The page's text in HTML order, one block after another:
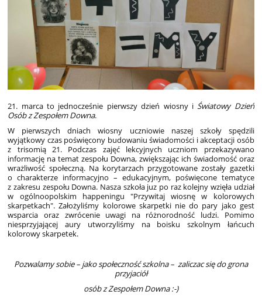
21. marca to jednocześnie pierwszy dzień wiosny iŚwiatowy Dzień
Osób z Zespołem Downa.
W pierwszych dniach wiosny uczniowie naszej szkoły spędzili
wyjątkowy czas poświęcony budowaniu świadomości i akceptacji osób
z trisomią 21. Podczas zajęć lekcyjnych uczniom przekazywano
informację na temat zespołu Downa, zwiększając ich świadomość oraz
wrażliwość społeczną. Na korytarzach przygotowane zostały gazetki
o charakterze informacyjno – edukacyjnym, poświęcone tematyce
z zakresu zespołu Downa. Nasza szkoła juz po raz kolejny wzięła udział
w ogólnoopolskim happeningu "Przywitaj wiosnę w kolorowych
skarpetkach". Założyliśmy kolorowe skarpetki nie do pary jako gest
wsparcia oraz zwrócenie uwagi na różnorodność ludzi. Pomimo
niesprzyjającej aury utworzyliśmy na boisku szkolnym łańcuch
kolorowy skarpetek.
Pozwalamy sobie – jako społeczność szkolna – zaliczac się do grona
przyjaciół
osób z Zespołem Downa :-)